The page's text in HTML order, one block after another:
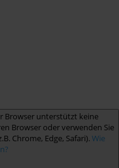
Browser unterstützt keine
Browser oder verwenden Sie
Chrome, Edge, Safari). Wie